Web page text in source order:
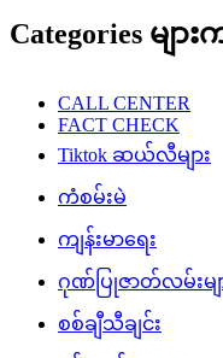
ဉာဏ်စမ်းပဟေဠိ
တိုက်ပွဲသတင်း
ထူးထူးခြားခြား
ထောက်ခံအားပေးမှု
နိုင်ငံတကာသတင်း
ပညာပေး
ပေါ်ပြူလာသတင်းမျ